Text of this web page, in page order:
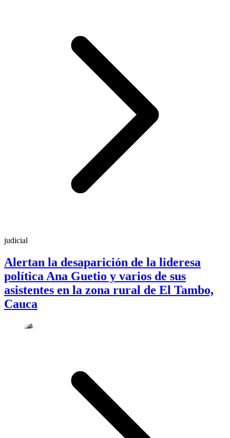
judicial
Alertan la desaparición de la lideresa
política Ana Guetio y varios de sus
asistentes en la zona rural de El Tambo,
Cauca